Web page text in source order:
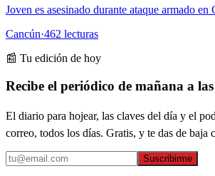
Joven es asesinado durante ataque armado en
Cancún·462 lecturas
📰 Tu edición de hoy
Recibe el periódico de mañana a
El diario para hojear, las claves del día y el
correo, todos los días. Gratis, y te das de baja
Suscribirme